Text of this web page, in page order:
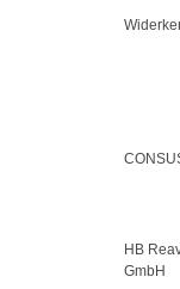
HB
GmbH